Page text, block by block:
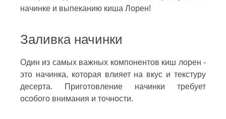
начинке и выпеканию киша Лорен!
Заливка начинки
Один из самых важных компонентов киш лорен -
это начинка, которая влияет на вкус и текстуру
десерта. Приготовление начинки требует
особого внимания и точности.